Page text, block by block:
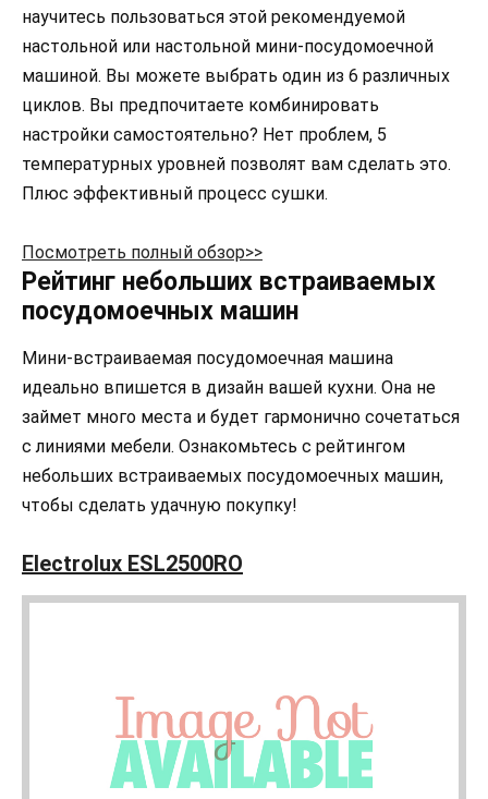
научитесь пользоваться этой рекомендуемой
настольной или настольной мини-посудомоечной
машиной. Вы можете выбрать один из 6 различных
циклов. Вы предпочитаете комбинировать
настройки самостоятельно? Нет проблем, 5
температурных уровней позволят вам сделать это.
Плюс эффективный процесс сушки.
Посмотреть полный обзор>>
Рейтинг небольших встраиваемых
посудомоечных машин
Мини-встраиваемая посудомоечная машина
идеально впишется в дизайн вашей кухни. Она не
займет много места и будет гармонично сочетаться
с линиями мебели. Ознакомьтесь с рейтингом
небольших встраиваемых посудомоечных машин,
чтобы сделать удачную покупку!
Electrolux ESL2500RO